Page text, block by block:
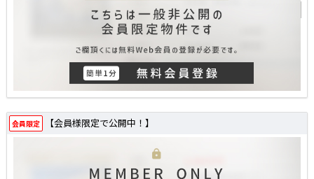
会員限定 【会員様限定で公開中！】